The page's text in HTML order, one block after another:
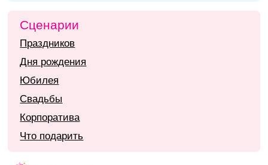
Сценарии
Праздников
Дня рождения
Юбилея
Свадьбы
Корпоратива
Что подарить